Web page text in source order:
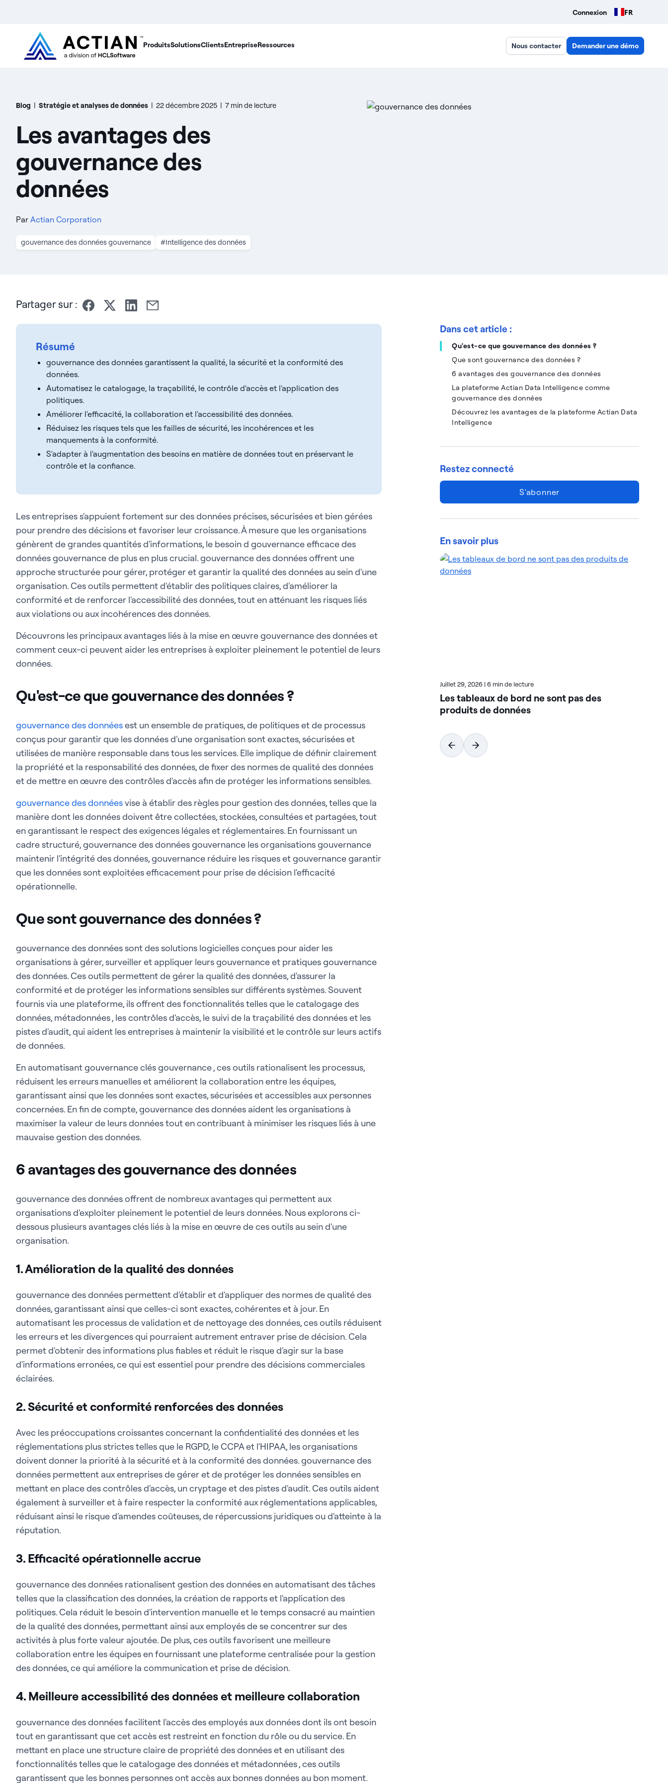
Connexion FR
ProduitsSolutionsClientsEntrepriseRessources Nous contacter Demander une démo
Blog | Stratégie et analyses de données | 22 décembre 2025 | 7 min de lecture
Les avantages des
gouvernance des
données
Par Actian Corporation
gouvernance des données gouvernance #Intelligence des données
Partager sur :
Résumé
gouvernance des données garantissent la qualité, la sécurité et la conformité des
données.
Automatisez le catalogage, la traçabilité, le contrôle d'accès et l'application des
politiques.
Améliorer l'efficacité, la collaboration et l'accessibilité des données.
Réduisez les risques tels que les failles de sécurité, les incohérences et les
manquements à la conformité.
S'adapter à l'augmentation des besoins en matière de données tout en préservant le
contrôle et la confiance.
Les entreprises s'appuient fortement sur des données précises, sécurisées et bien gérées
pour prendre des décisions et favoriser leur croissance. À mesure que les organisations
génèrent de grandes quantités d'informations, le besoin d gouvernance efficace des
données gouvernance de plus en plus crucial. gouvernance des données offrent une
approche structurée pour gérer, protéger et garantir la qualité des données au sein d'une
organisation. Ces outils permettent d'établir des politiques claires, d'améliorer la
conformité et de renforcer l'accessibilité des données, tout en atténuant les risques liés
aux violations ou aux incohérences des données.
Découvrons les principaux avantages liés à la mise en œuvre gouvernance des données et
comment ceux-ci peuvent aider les entreprises à exploiter pleinement le potentiel de leurs
données.
Qu'est-ce que gouvernance des données ?
gouvernance des donnéesest un ensemble de pratiques, de politiques et de processus
conçus pour garantir que les données d'une organisation sont exactes, sécurisées et
utilisées de manière responsable dans tous les services. Elle implique de définir clairement
la propriété et la responsabilité des données, de fixer des normes de qualité des données
et de mettre en œuvre des contrôles d'accès afin de protéger les informations sensibles.
gouvernance des donnéesvise à établir des règles pour gestion des données, telles que la
manière dont les données doivent être collectées, stockées, consultées et partagées, tout
en garantissant le respect des exigences légales et réglementaires. En fournissant un
cadre structuré, gouvernance des données gouvernance les organisations gouvernance
maintenir l'intégrité des données, gouvernance réduire les risques et gouvernance garantir
que les données sont exploitées efficacement pour prise de décision l'efficacité
opérationnelle.
Que sont gouvernance des données ?
gouvernance des données sont des solutions logicielles conçues pour aider les
organisations à gérer, surveiller et appliquer leurs gouvernance et pratiques gouvernance
des données. Ces outils permettent de gérer la qualité des données, d'assurer la
conformité et de protéger les informations sensibles sur différents systèmes. Souvent
fournis via une plateforme, ils offrent des fonctionnalités telles que le catalogage des
données, métadonnées , les contrôles d'accès, le suivi de la traçabilité des données et les
pistes d'audit, qui aident les entreprises à maintenir la visibilité et le contrôle sur leurs actifs
de données.
En automatisant gouvernance clés gouvernance , ces outils rationalisent les processus,
réduisent les erreurs manuelles et améliorent la collaboration entre les équipes,
garantissant ainsi que les données sont exactes, sécurisées et accessibles aux personnes
concernées. En fin de compte, gouvernance des données aident les organisations à
maximiser la valeur de leurs données tout en contribuant à minimiser les risques liés à une
mauvaise gestion des données.
6 avantages des gouvernance des données
gouvernance des données offrent de nombreux avantages qui permettent aux
organisations d'exploiter pleinement le potentiel de leurs données. Nous explorons ci-
dessous plusieurs avantages clés liés à la mise en œuvre de ces outils au sein d'une
organisation.
1. Amélioration de la qualité des données
gouvernance des données permettent d'établir et d'appliquer des normes de qualité des
données, garantissant ainsi que celles-ci sont exactes, cohérentes et à jour. En
automatisant les processus de validation et de nettoyage des données, ces outils réduisent
les erreurs et les divergences qui pourraient autrement entraver prise de décision. Cela
permet d'obtenir des informations plus fiables et réduit le risque d'agir sur la base
d'informations erronées, ce qui est essentiel pour prendre des décisions commerciales
éclairées.
2. Sécurité et conformité renforcées des données
Avec les préoccupations croissantes concernant la confidentialité des données et les
réglementations plus strictes telles que le RGPD, le CCPA et l'HIPAA, les organisations
doivent donner la priorité à la sécurité et à la conformité des données. gouvernance des
données permettent aux entreprises de gérer et de protéger les données sensibles en
mettant en place des contrôles d'accès, un cryptage et des pistes d'audit. Ces outils aident
également à surveiller et à faire respecter la conformité aux réglementations applicables,
réduisant ainsi le risque d'amendes coûteuses, de répercussions juridiques ou d'atteinte à la
réputation.
3. Efficacité opérationnelle accrue
gouvernance des données rationalisent gestion des données en automatisant des tâches
telles que la classification des données, la création de rapports et l'application des
politiques. Cela réduit le besoin d'intervention manuelle et le temps consacré au maintien
de la qualité des données, permettant ainsi aux employés de se concentrer sur des
activités à plus forte valeur ajoutée. De plus, ces outils favorisent une meilleure
collaboration entre les équipes en fournissant une plateforme centralisée pour la gestion
des données, ce qui améliore la communication et prise de décision.
4. Meilleure accessibilité des données et meilleure collaboration
gouvernance des données facilitent l'accès des employés aux données dont ils ont besoin
tout en garantissant que cet accès est restreint en fonction du rôle ou du service. En
mettant en place une structure claire de propriété des données et en utilisant des
fonctionnalités telles que le catalogage des données et métadonnées , ces outils
garantissent que les bonnes personnes ont accès aux bonnes données au bon moment.
Dans cet article :
Qu'est-ce que gouvernance des données ?
Que sont gouvernance des données ?
6 avantages des gouvernance des données
La plateforme Actian Data Intelligence comme
gouvernance des données
Découvrez les avantages de la plateforme Actian Data
Intelligence
Restez connecté
S'abonner
En savoir plus
Juillet 29, 2026 | 6 min de lecture
Les tableaux de bord ne sont pas des
produits de données